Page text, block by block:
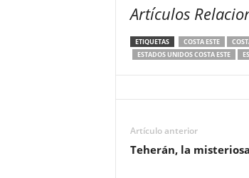
Artículos
ETIQUETAS COSTA ESTE
ESTADOS UNIDOS COSTA ESTE
Artículo anterior
Teherán, la